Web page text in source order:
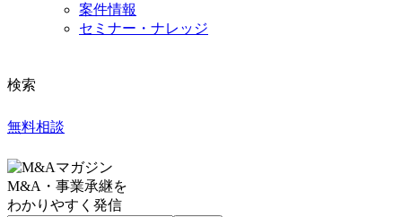
案件情報
セミナー・ナレッジ
検索
無料相談
M&A・事業承継を
わかりやすく発信